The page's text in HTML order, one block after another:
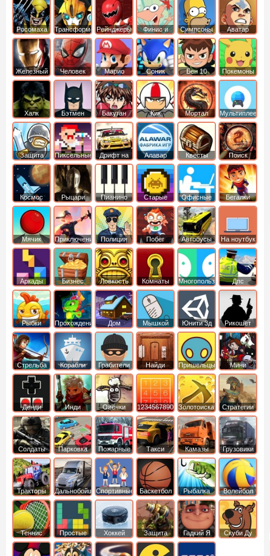
Моря
Росомаха ТрансформерыРейнджеры
Самураи
Финис и
Ферб
Симпсоны
Аватар
легенда об
Аанге
Железный
человек
Человек
Паук
Марио Соник Бен 10 Покемоны
Халк Бэтмен Бакуган
Кик
Бутовский
Мортал
комбат
Мультиплеер
Защита
королевства
Пиксельные
Дрифт на
машинах
Алавар Квесты
Поиск
предметов
Космос Рыцари Пианино Старые Офисные Бегалки
Мячик Приключения Полиция Побег Автобусы На ноутбук
Аркады
Бизнес
симуляторы
Ловкость Комнаты Многопользовательские
Дпс
Рыбки Прохождение Дом Мышкой Юнити 3д Рикошет
Cтрельба
из лука
Корабли Грабители
Найди
выход
Пришельцы Мини
Денди Инди
Овечки
идут домой
1234567890 ЗолотоискательСтратегии
Солдаты
Парковка
машин
Пожарные
машины
Такси Камазы Грузовики
Тракторы ДальнобойщикиСпортивные Баскетбол Рыбалка Волейбол
Теннис Простые Хоккей
Защита
башни
Гадкий Я Скуби Ду